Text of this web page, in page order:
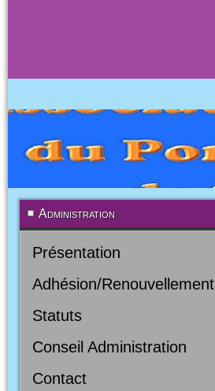
Administration
Présentation
Adhésion/Renouvellement
Statuts
Conseil Administration
Contact